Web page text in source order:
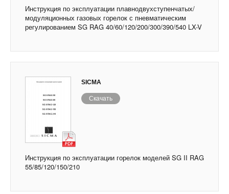
Инструкция по эксплуатации плавнодвухступенчатых/
модуляционных газовых горелок с пневматическим
регулированием SG RAG 40/60/120/200/300/390/540 LX-V
SICMA
Скачать
Инструкция по эксплуатации горелок моделей SG II RAG
55/85/120/150/210